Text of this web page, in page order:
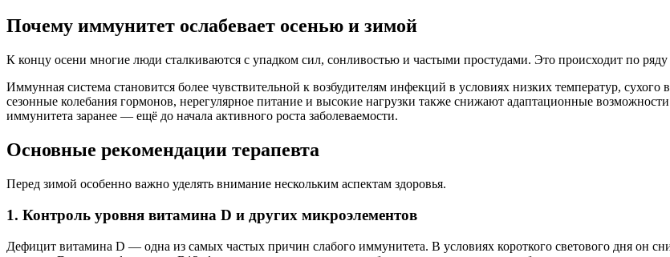
Почему иммунитет ослабевает осенью и зимой
К концу осени многие люди сталкиваются с упадком сил, сонливостью и частыми простудами. Это происходит по
Иммунная система становится более чувствительной к возбудителям инфекций в условиях низких температур,
сезонные колебания гормонов, нерегулярное питание и высокие нагрузки также снижают адаптационные
иммунитета заранее — ещё до начала активного роста заболеваемости.
Основные рекомендации терапевта
Перед зимой особенно важно уделять внимание нескольким аспектам здоровья.
1. Контроль уровня витамина D и других микроэлементов
Дефицит витамина D — одна из самых частых причин слабого иммунитета. В условиях короткого светового дня он